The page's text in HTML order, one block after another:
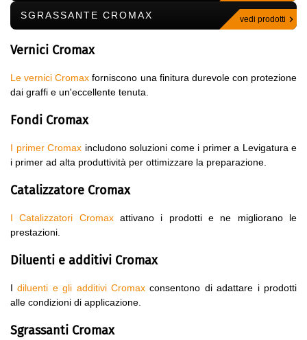
SGRASSANTE CROMAX vedi prodotti
Vernici Cromax
Le vernici Cromax forniscono una finitura durevole con protezione
dai graffi e un'eccellente tenuta.
Fondi Cromax
I primer Cromax includono soluzioni come i primer a Levigatura e
i primer ad alta produttività per ottimizzare la preparazione.
Catalizzatore Cromax
I Catalizzatori Cromaxattivano i prodotti e ne migliorano le
prestazioni.
Diluenti e additivi Cromax
Idiluenti e gli additivi Cromax consentono di adattare i prodotti
alle condizioni di applicazione.
Sgrassanti Cromax